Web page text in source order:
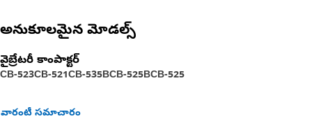
అనుకూలమైన మోడల్స్
వైబ్రేటరీ కాంపాక్టర్
CB-523CB-521CB-535BCB-525BCB-525
వారంటీ సమాచారం